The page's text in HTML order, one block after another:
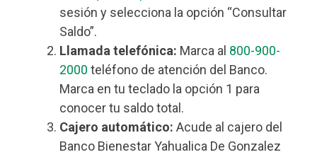
sesión y selecciona la opción “Consultar
Saldo”.
Llamada telefónica: Marca al 800-900-
2000 teléfono de atención del Banco.
Marca en tu teclado la opción 1 para
conocer tu saldo total.
Cajero automático: Acude al cajero del
Banco Bienestar Yahualica De Gonzalez